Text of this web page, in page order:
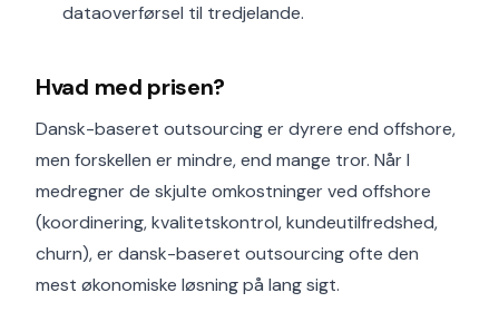
dataoverførsel til tredjelande.
Hvad med prisen?
Dansk-baseret outsourcing er dyrere end offshore,
men forskellen er mindre, end mange tror. Når I
medregner de skjulte omkostninger ved offshore
(koordinering, kvalitetskontrol, kundeutilfredshed,
churn), er dansk-baseret outsourcing ofte den
mest økonomiske løsning på lang sigt.